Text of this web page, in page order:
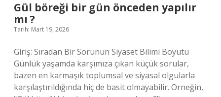
Gül böreği bir gün önceden yapılır
mı ?
Tarih: Mart 19, 2026
Giriş: Sıradan Bir Sorunun Siyaset Bilimi Boyutu
Günlük yaşamda karşımıza çıkan küçük sorular,
bazen en karmaşık toplumsal ve siyasal olgularla
karşılaştırıldığında hiç de basit olmayabilir. Örneğin,